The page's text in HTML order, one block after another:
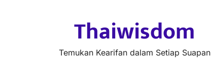
Thaiwisdom
Temukan Kearifan dalam Setiap Suapan